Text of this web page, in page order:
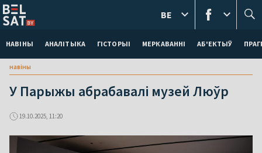
НАВІНЫ АНАЛІТЫКА ГІСТОРЫІ МЕРКАВАННI АБ'ЕКТЫЎ
BE
навіны
У Парыжы абрабавалі музей Люўр
19.10.2025, 11:20